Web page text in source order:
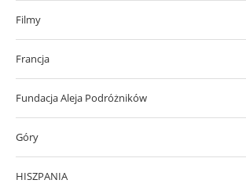
Filmy
Francja
Fundacja Aleja Podróżników
Góry
HISZPANIA